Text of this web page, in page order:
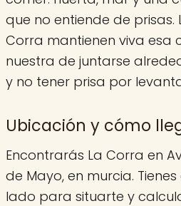
que no entiende de prisas.
Corra mantienen viva esa
nuestra de juntarse
y no tener prisa por
Ubicación y cómo
Encontrarás La Corra en
de Mayo, en murcia.
lado para situarte y